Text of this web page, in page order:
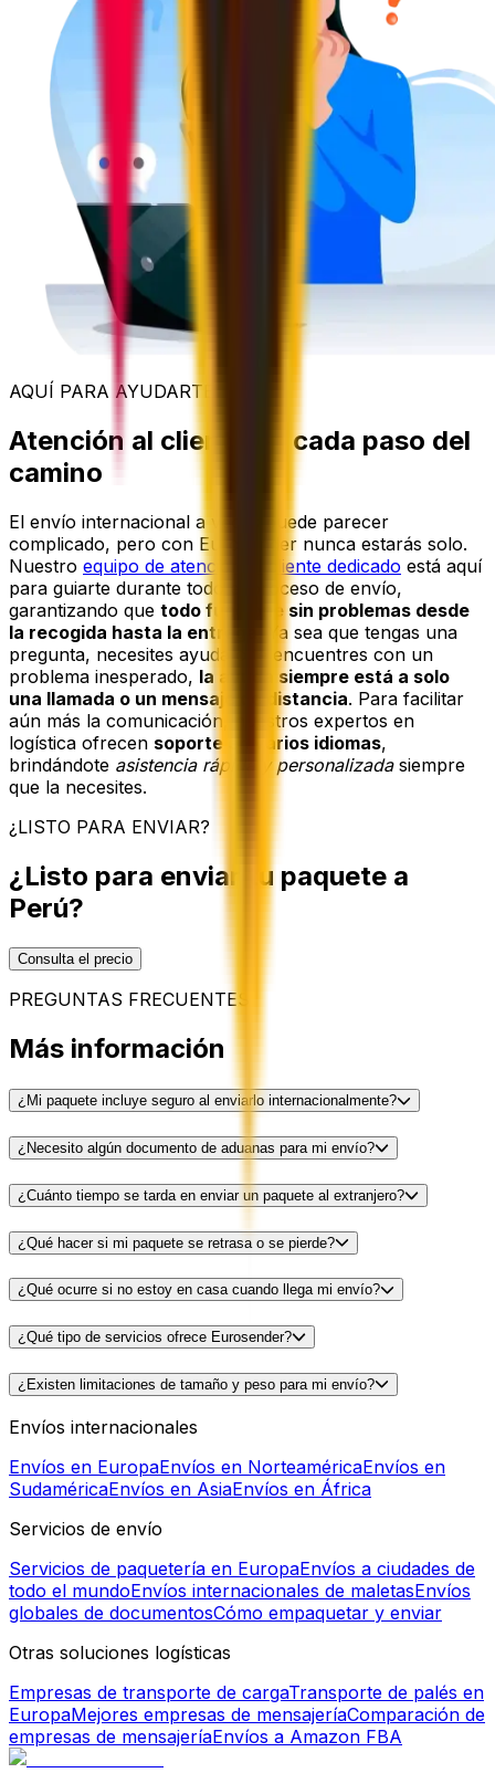
AQUÍ PARA AYUDARTE
Atención al cliente en cada paso del
camino
El envío internacional a veces puede parecer
complicado, pero con Eurosender nunca estarás solo.
Nuestro equipo de atención al cliente dedicado está aquí
para guiarte durante todo el proceso de envío,
garantizando que todo funcione sin problemas desde
la recogida hasta la entrega
. Ya sea que tengas una
pregunta, necesites ayuda o te encuentres con un
problema inesperado, la ayuda siempre está a solo
una llamada o un mensaje de distancia. Para facilitar
aún más la comunicación, nuestros expertos en
logística ofrecen soporte en varios idiomas,
brindándote asistencia rápida y personalizadasiempre
que la necesites.
¿LISTO PARA ENVIAR?
¿Listo para enviar tu paquete a
Perú?
Consulta el precio
PREGUNTAS FRECUENTES
Más información
¿Mi paquete incluye seguro al enviarlo internacionalmente?
¿Necesito algún documento de aduanas para mi envío?
¿Cuánto tiempo se tarda en enviar un paquete al extranjero?
¿Qué hacer si mi paquete se retrasa o se pierde?
¿Qué ocurre si no estoy en casa cuando llega mi envío?
¿Qué tipo de servicios ofrece Eurosender?
¿Existen limitaciones de tamaño y peso para mi envío?
Envíos internacionales
Envíos en EuropaEnvíos en NorteaméricaEnvíos en
SudaméricaEnvíos en AsiaEnvíos en África
Servicios de envío
Servicios de paquetería en EuropaEnvíos a ciudades de
todo el mundoEnvíos internacionales de maletasEnvíos
globales de documentosCómo empaquetar y enviar
Otras soluciones logísticas
Empresas de transporte de cargaTransporte de palés en
EuropaMejores empresas de mensajeríaComparación de
empresas de mensajeríaEnvíos a Amazon FBA